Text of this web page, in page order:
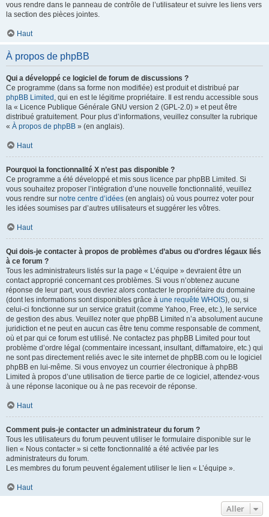
vous rendre dans le panneau de contrôle de l’utilisateur et suivre les liens vers
la section des pièces jointes.
Haut
À propos de phpBB
Qui a développé ce logiciel de forum de discussions ?
Ce programme (dans sa forme non modifiée) est produit et distribué par
phpBB Limited , qui en est le légitime propriétaire. Il est rendu accessible sous
la « Licence Publique Générale GNU version 2 (GPL-2.0) » et peut être
distribué gratuitement. Pour plus d’informations, veuillez consulter la rubrique
« À propos de phpBB » (en anglais).
Haut
Pourquoi la fonctionnalité X n’est pas disponible ?
Ce programme a été développé et mis sous licence par phpBB Limited. Si
vous souhaitez proposer l’intégration d’une nouvelle fonctionnalité, veuillez
vous rendre sur notre centre d’idées (en anglais) où vous pourrez voter pour
les idées soumises par d’autres utilisateurs et suggérer les vôtres.
Haut
Qui dois-je contacter à propos de problèmes d’abus ou d’ordres légaux liés
à ce forum ?
Tous les administrateurs listés sur la page « L’équipe » devraient être un
contact approprié concernant ces problèmes. Si vous n’obtenez aucune
réponse de leur part, vous devriez alors contacter le propriétaire du domaine
(dont les informations sont disponibles grâce à une requête WHOIS), ou, si
celui-ci fonctionne sur un service gratuit (comme Yahoo, Free, etc.), le service
de gestion des abus. Veuillez noter que phpBB Limited n’a absolument aucune
juridiction et ne peut en aucun cas être tenu comme responsable de comment,
où et par qui ce forum est utilisé. Ne contactez pas phpBB Limited pour tout
problème d’ordre légal (commentaire incessant, insultant, diffamatoire, etc.) qui
ne sont pas directement reliés avec le site internet de phpBB.com ou le logiciel
phpBB en lui-même. Si vous envoyez un courrier électronique à phpBB
Limited à propos d’une utilisation de tierce partie de ce logiciel, attendez-vous
à une réponse laconique ou à ne pas recevoir de réponse.
Haut
Comment puis-je contacter un administrateur du forum ?
Tous les utilisateurs du forum peuvent utiliser le formulaire disponible sur le
lien « Nous contacter » si cette fonctionnalité a été activée par les
administrateurs du forum.
Les membres du forum peuvent également utiliser le lien « L’équipe ».
Haut
Aller